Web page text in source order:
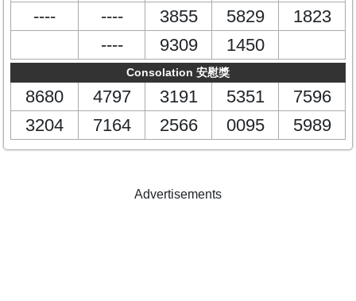
----
---- 3855 5829
1823
----
9309 1450
Consolation 安慰獎
8680 4797 3191 5351
7596
3204
7164 2566 0095 5989
Advertisements